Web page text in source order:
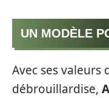
UN MODÈLE
Avec ses valeurs
débrouillardise,